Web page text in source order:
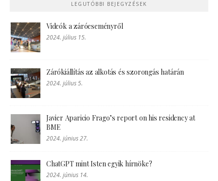
LEGUTÓBBI BEJEGYZÉSEK
Videók a záróeseményről
2024. július 15.
Zárókiállítás az alkotás és szorongás határán
2024. július 5.
Javier Aparicio Frago’s report on his residency at
BME
2024. június 27.
ChatGPT mint Isten egyik hírnöke?
2024. június 14.